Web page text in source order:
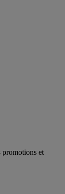
promotions et